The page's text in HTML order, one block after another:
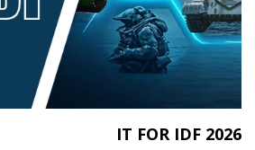
IT FOR IDF 2026